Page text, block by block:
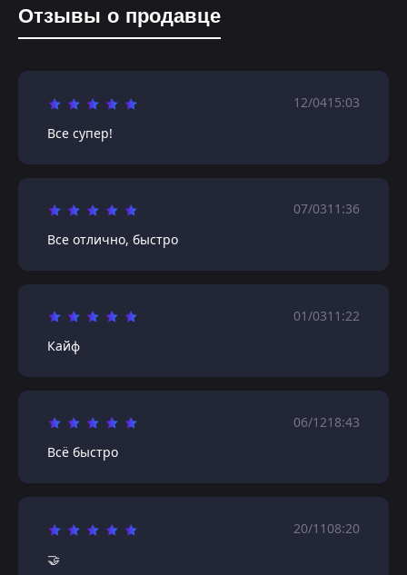
Отзывы о продавце
12/0415:03
Все супер!
07/0311:36
Все отлично, быстро
01/0311:22
Кайф
06/1218:43
Всё быстро
20/1108:20
🤝